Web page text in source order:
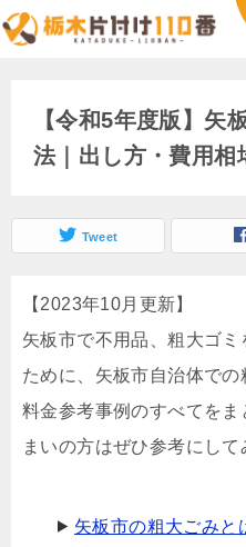
【令和5年度版】矢
法｜出し方・費用相
Tweet
【2023年10月更新】
矢板市で不用品、粗大ゴ
ために、矢板市自治体での
料金参考事例のすべてを
まいの方はぜひ参考にして
矢板市の粗大ごみと